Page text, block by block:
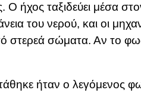
Ο ήχος ταξιδεύει μέσα
του νερού, και οι
στερεά σώματα. Αν το
ήταν ο λεγόμενος